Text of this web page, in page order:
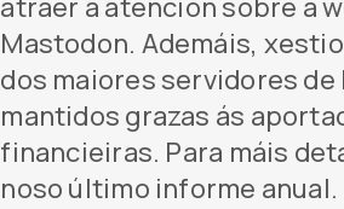
atraer a atención sobre a
Mastodon. Ademáis,
dos maiores servidores de
mantidos grazas ás
financieiras. Para máis
noso último informe anual.